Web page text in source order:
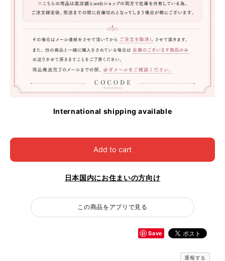
International shipping available
Add to cart
日本国内にお住まいの方向け
この商品をアプリで見る
Save
通報する